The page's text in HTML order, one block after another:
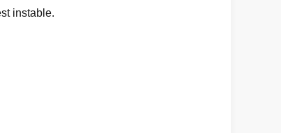
instable.